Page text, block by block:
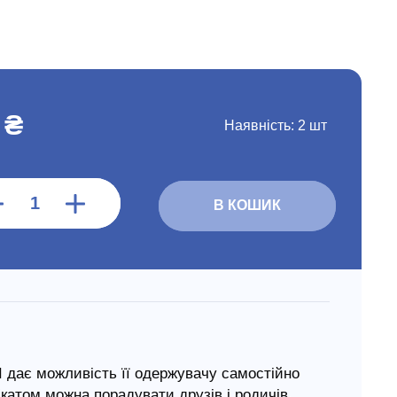
₴ Наявність: 2 шт
В КОШИК
можливість її одержувачу самостійно